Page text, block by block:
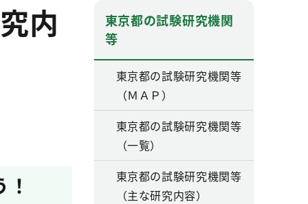
内
東京都の試験研究機関
等
東京都の試験研究機関等
（ＭＡＰ）
東京都の試験研究機関等
（一覧）
東京都の試験研究機関等
（主な研究内容）